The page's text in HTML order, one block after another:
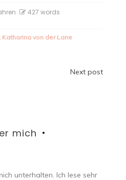
427 words
Katharina von der Lane
Next post
mich
unterhalten. Ich lese sehr